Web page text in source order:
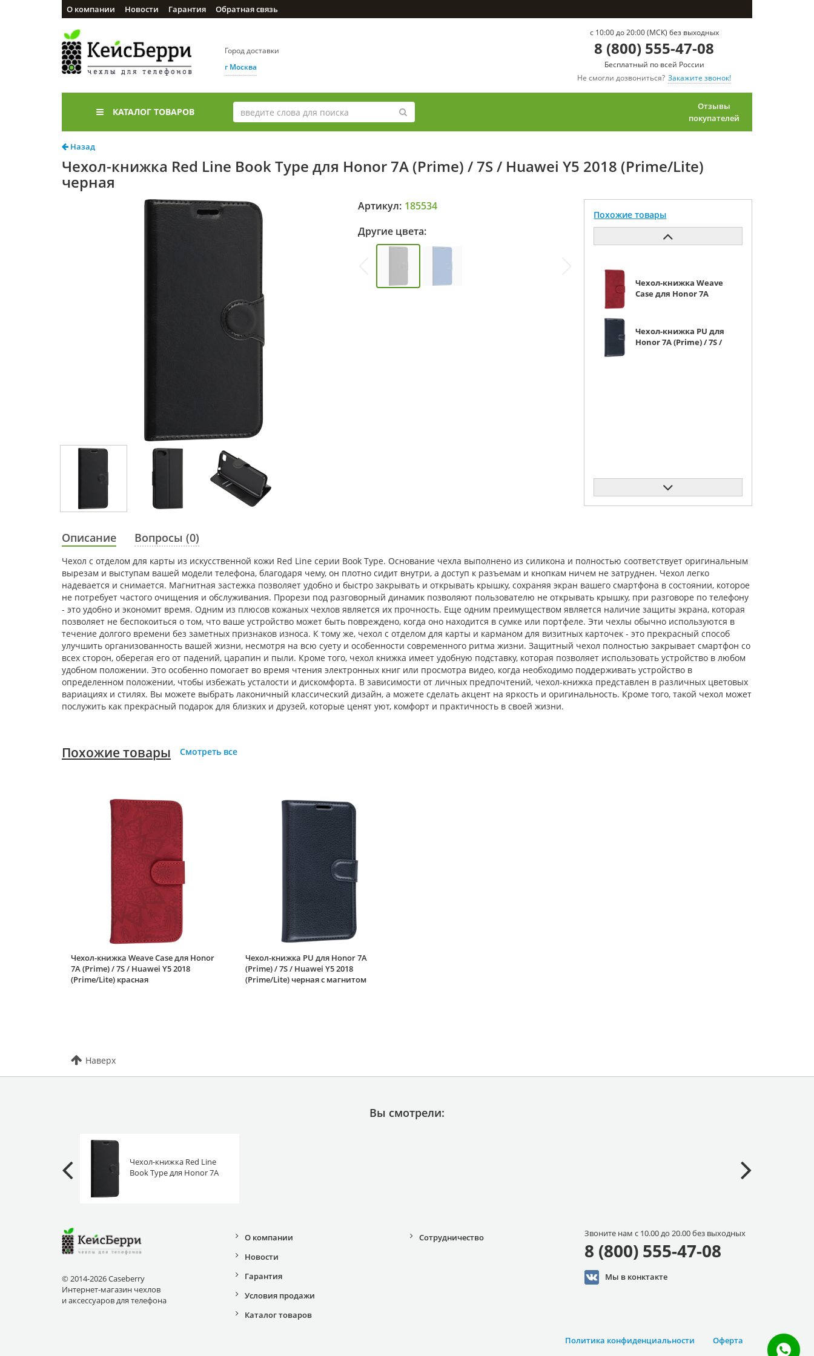
О компании Новости Гарантия Обратная связь
Город доставки
г Москва
c 10:00 до 20:00 (МСК) без выходных
8 (800) 555-47-08
Бесплатный по всей России
Не смогли дозвониться? Закажите звонок!
КАТАЛОГ ТОВАРОВ
Отзывы
покупателей
Назад
Чехол-книжка Red Line Book Type для Honor 7A (Prime) / 7S / Huawei Y5 2018 (Prime/Lite)
черная
Артикул: 185534
Другие цвета:
Похожие товары
Чехол-книжка Weave
Case для Honor 7A
Чехол-книжка PU для
Honor 7A (Prime) / 7S /
Описание Вопросы (0)
Чехол с отделом для карты из искусственной кожи Red Line серии Book Type. Основание чехла выполнено из силикона и полностью соответствует оригинальным
вырезам и выступам вашей модели телефона, благодаря чему, он плотно сидит внутри, а доступ к разъемам и кнопкам ничем не затруднен. Чехол легко
надевается и снимается. Магнитная застежка позволяет удобно и быстро закрывать и открывать крышку, сохраняя экран вашего смартфона в состоянии, которое
не потребует частого очищения и обслуживания. Прорези под разговорный динамик позволяют пользователю не открывать крышку, при разговоре по телефону
- это удобно и экономит время. Одним из плюсов кожаных чехлов является их прочность. Еще одним преимуществом является наличие защиты экрана, которая
позволяет не беспокоиться о том, что ваше устройство может быть повреждено, когда оно находится в сумке или портфеле. Эти чехлы обычно используются в
течение долгого времени без заметных признаков износа. К тому же, чехол с отделом для карты и карманом для визитных карточек - это прекрасный способ
улучшить организованность вашей жизни, несмотря на всю суету и особенности современного ритма жизни. Защитный чехол полностью закрывает смартфон со
всех сторон, оберегая его от падений, царапин и пыли. Кроме того, чехол книжка имеет удобную подставку, которая позволяет использовать устройство в любом
удобном положении. Это особенно помогает во время чтения электронных книг или просмотра видео, когда необходимо поддерживать устройство в
определенном положении, чтобы избежать усталости и дискомфорта. В зависимости от личных предпочтений, чехол-книжка представлен в различных цветовых
вариациях и стилях. Вы можете выбрать лаконичный классический дизайн, а можете сделать акцент на яркость и оригинальность. Кроме того, такой чехол может
послужить как прекрасный подарок для близких и друзей, которые ценят уют, комфорт и практичность в своей жизни.
Похожие товары Смотреть все
Чехол-книжка Weave Case для Honor
7A (Prime) / 7S / Huawei Y5 2018
(Prime/Lite) красная
Чехол-книжка PU для Honor 7A
(Prime) / 7S / Huawei Y5 2018
(Prime/Lite) черная с магнитом
Наверх
Вы смотрели:
Чехол-книжка Red Line
Book Type для Honor 7A
© 2014-2026 Caseberry
Интернет-магазин чехлов
и аксессуаров для телефона
О компании
Новости
Гарантия
Условия продажи
Каталог товаров
Сотрудничество Звоните нам с 10.00 до 20.00 без выходных
8 (800) 555-47-08
Мы в конктакте
Оферта
Политика конфиденциальности